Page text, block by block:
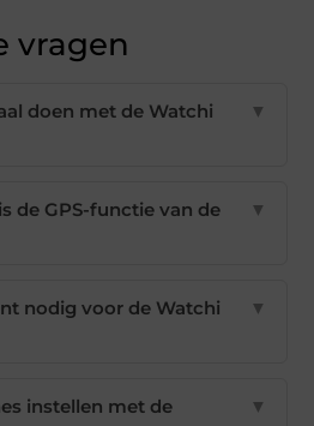
vragen
doen met de Watchi
▼
de GPS-functie van de
▼
nodig voor de Watchi
▼
instellen met de
▼